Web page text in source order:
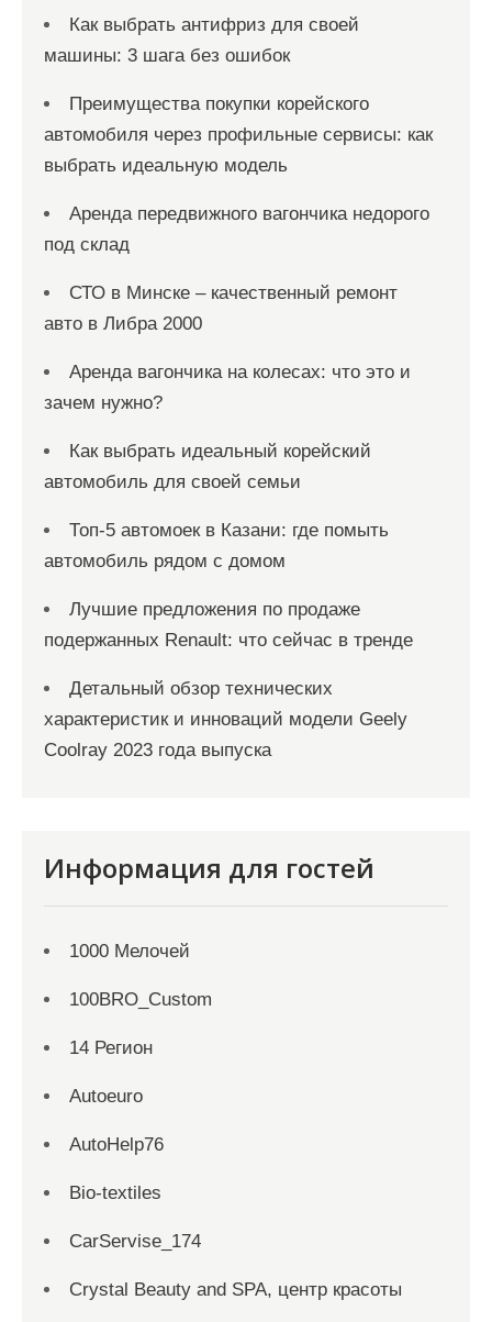
Как выбрать антифриз для своей
машины: 3 шага без ошибок
Преимущества покупки корейского
автомобиля через профильные сервисы: как
выбрать идеальную модель
Аренда передвижного вагончика недорого
под склад
СТО в Минске – качественный ремонт
авто в Либра 2000
Аренда вагончика на колесах: что это и
зачем нужно?
Как выбрать идеальный корейский
автомобиль для своей семьи
Топ-5 автомоек в Казани: где помыть
автомобиль рядом с домом
Лучшие предложения по продаже
подержанных Renault: что сейчас в тренде
Детальный обзор технических
характеристик и инноваций модели Geely
Coolray 2023 года выпуска
Информация для гостей
1000 Мелочей
100BRO_Custom
14 Регион
Autoeuro
AutoHelp76
Bio-textiles
CarServise_174
Crystal Beauty and SPA, центр красоты